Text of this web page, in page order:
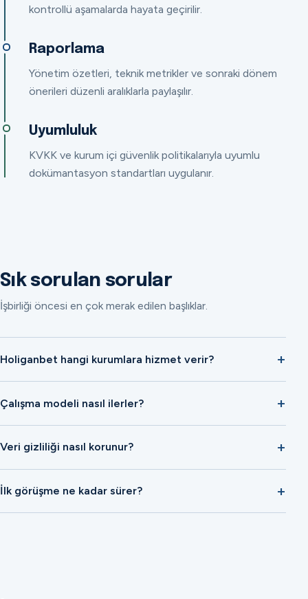
kontrollü aşamalarda hayata geçirilir.
Raporlama
Yönetim özetleri, teknik metrikler ve sonraki dönem
önerileri düzenli aralıklarla paylaşılır.
Uyumluluk
KVKK ve kurum içi güvenlik politikalarıyla uyumlu
dokümantasyon standartları uygulanır.
Sık sorulan sorular
İşbirliği öncesi en çok merak edilen başlıklar.
Holiganbet hangi kurumlara hizmet verir?
Çalışma modeli nasıl ilerler?
Veri gizliliği nasıl korunur?
İlk görüşme ne kadar sürer?